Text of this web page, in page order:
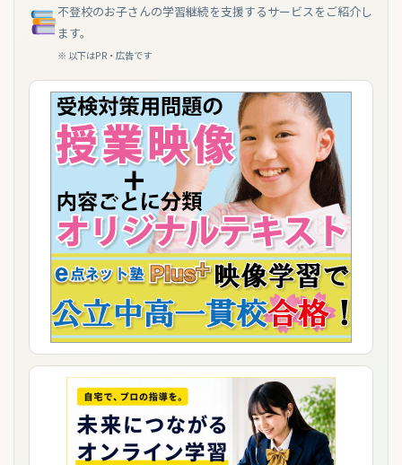
不登校のお子さんの学習継続を支援するサービスをご紹介し
ます。
※ 以下はPR・広告です